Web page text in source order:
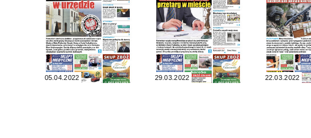
05.04.2022 29.03.2022 22.03.2022